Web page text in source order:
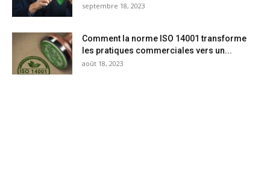
septembre 18, 2023
Comment la norme ISO 14001 transforme
les pratiques commerciales vers un...
août 18, 2023